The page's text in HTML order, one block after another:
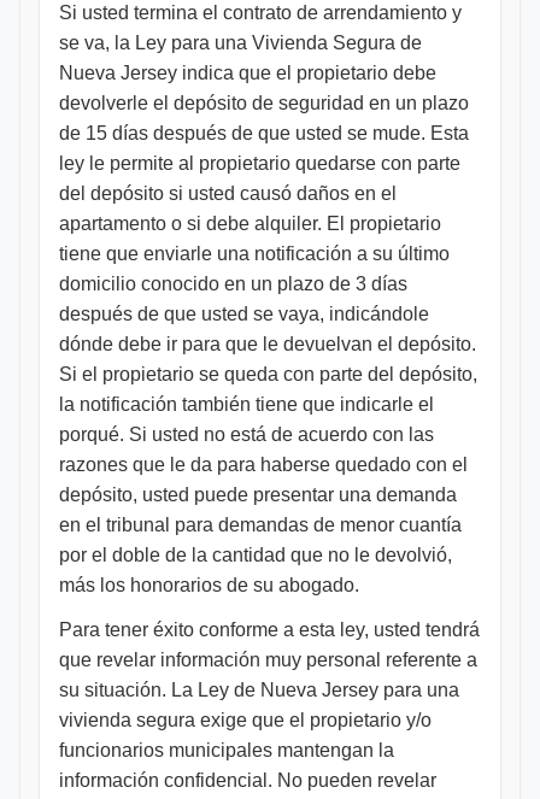
Si usted termina el contrato de arrendamiento y
se va, la Ley para una Vivienda Segura de
Nueva Jersey indica que el propietario debe
devolverle el depósito de seguridad en un plazo
de 15 días después de que usted se mude. Esta
ley le permite al propietario quedarse con parte
del depósito si usted causó daños en el
apartamento o si debe alquiler. El propietario
tiene que enviarle una notificación a su último
domicilio conocido en un plazo de 3 días
después de que usted se vaya, indicándole
dónde debe ir para que le devuelvan el depósito.
Si el propietario se queda con parte del depósito,
la notificación también tiene que indicarle el
porqué. Si usted no está de acuerdo con las
razones que le da para haberse quedado con el
depósito, usted puede presentar una demanda
en el tribunal para demandas de menor cuantía
por el doble de la cantidad que no le devolvió,
más los honorarios de su abogado.
Para tener éxito conforme a esta ley, usted tendrá
que revelar información muy personal referente a
su situación. La Ley de Nueva Jersey para una
vivienda segura exige que el propietario y/o
funcionarios municipales mantengan la
información confidencial. No pueden revelar